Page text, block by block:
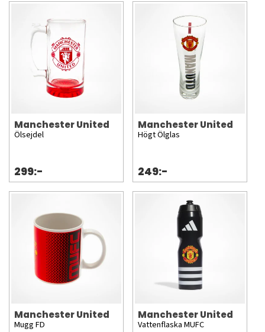
Manchester United
Ölsejdel
299:-
Manchester United
Högt Ölglas
249:-
Manchester United
Mugg FD
Manchester United
Vattenflaska MUFC